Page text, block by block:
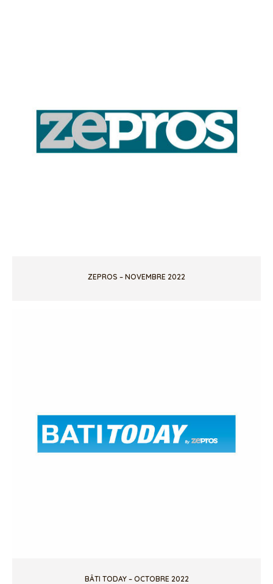
ZEPROS – NOVEMBRE 2022
BÂTI TODAY – OCTOBRE 2022